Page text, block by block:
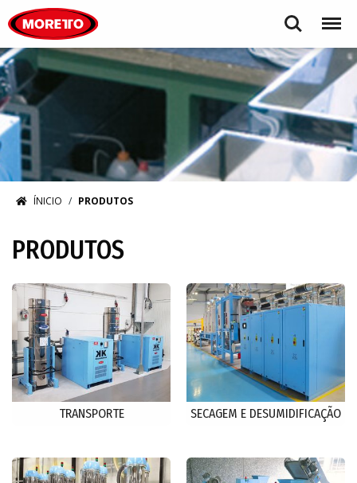
Search Menu
ÍNICIO PRODUTOS
PRODUTOS
TRANSPORTE SECAGEM E DESUMIDIFICAÇÃO